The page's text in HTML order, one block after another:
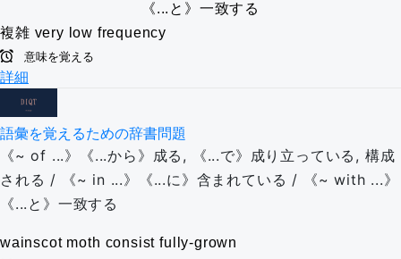
《...と》一致する
複雑 very low frequency
意味を覚える
詳細
語彙を覚えるための辞書問題
《~ of ...》《...から》成る, 《...で》成り立っている, 構成
される / 《~ in ...》《...に》含まれている / 《~ with ...》
《...と》一致する
wainscot moth consist fully-grown